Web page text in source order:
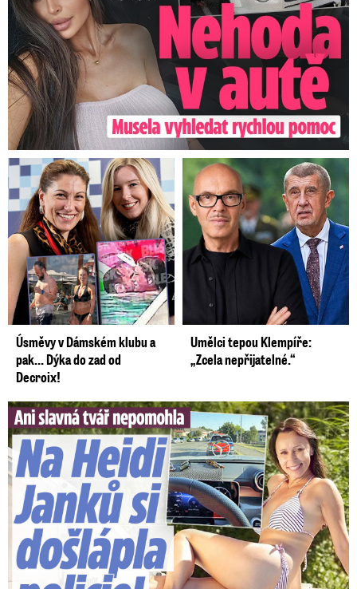
Úsměvy v Dámském klubu a
pak… Dýka do zad od
Decroix!
Umělci tepou Klempíře:
„Zcela nepřijatelné.“
Slavná tvář nepomohla. Na Heidi Janků si došlápla policie